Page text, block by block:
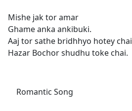
Mishe jak tor amar
Ghame anka ankibuki.
Aaj tor sathe bridhhyo hotey chai
Hazar Bochor shudhu toke chai.
Romantic Song